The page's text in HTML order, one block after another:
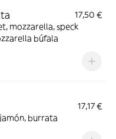
17,50 €
mozzarella, speck
búfala
17,17 €
burrata